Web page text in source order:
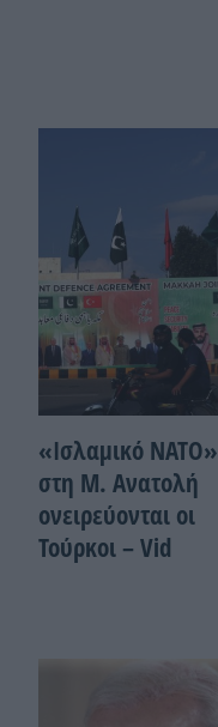
«Ισλαμικό ΝΑΤΟ»
στη Μ. Ανατολή
ονειρεύονται οι
Τούρκοι – Vid